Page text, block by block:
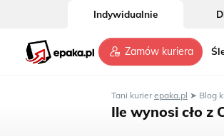
Indywidualnie
Zamów kuriera
Tani kurierepaka.pl ➤ Blog
Ile wynosi cło z